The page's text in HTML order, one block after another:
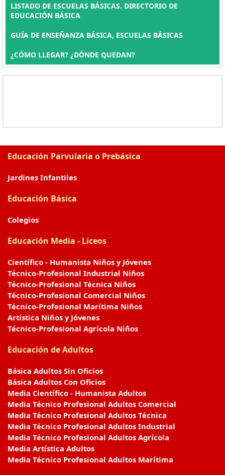
LISTADO DE ESCUELAS BÁSICAS. DIRECTORIO DE
EDUCACIÓN BÁSICA
GUÍA DE ENSEÑANZA BÁSICA, ESCUELAS BÁSICAS
¿CÓMO LLEGAR? ¿DÓNDE QUEDAN?
Educación Parvularia o Prebásica
Jardines Infantiles
Educación Básica
Colegios
Educación Media - Liceos
Científico - Humanista Niños y Jóvenes
Técnico-Profesional Industrial Niños
Técnico-Profesional Técnica Niños
Técnico-Profesional Comercial Niños
Técnico-Profesional Marítima Niños
Artística Niños y Jóvenes
Técnico-Profesional Agrícola Niños
Educación de Adultos
Básica Adultos Sin Oficios
Básica Adultos Con Oficios
Media Científico - Humanista Adultos
Media Técnico Profesional Adultos Comercial
Media Técnico Profesional Adultos Técnica
Media Técnico Profesional Adultos Industrial
Media Técnico Profesional Adultos Agrícola
Media Artística Adultos
Media Técnico Profesional Adultos Marítima